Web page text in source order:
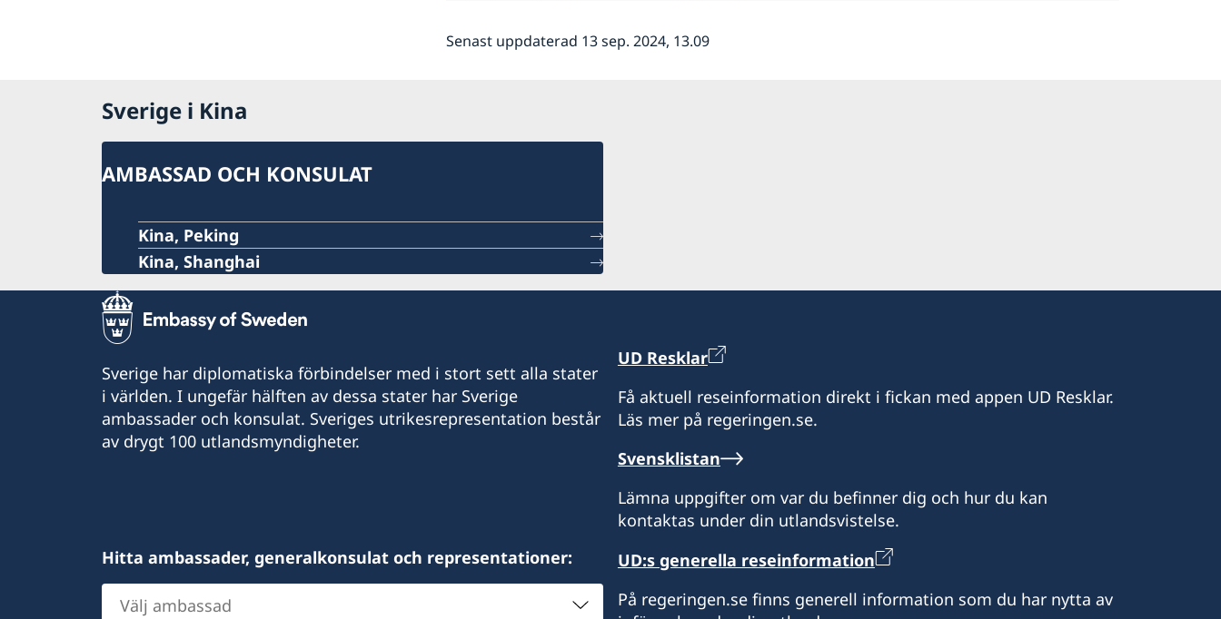
Senast uppdaterad 13 sep. 2024, 13.09
Sverige i Kina
AMBASSAD OCH KONSULAT
Kina, Peking
Kina, Shanghai
Sverige har diplomatiska förbindelser med i stort sett alla stater
i världen. I ungefär hälften av dessa stater har Sverige
ambassader och konsulat. Sveriges utrikesrepresentation består
av drygt 100 utlandsmyndigheter.
Hitta ambassader, generalkonsulat och representationer:
Välj
UD Resklar
Få aktuell reseinformation direkt i fickan med appen UD Resklar.
Läs mer på regeringen.se.
Svensklistan
Lämna uppgifter om var du befinner dig och hur du kan
kontaktas under din utlandsvistelse.
UD:s generella reseinformation
På regeringen.se finns generell information som du har nytta av